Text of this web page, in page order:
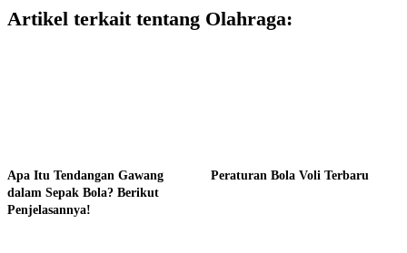
Artikel terkait tentang Olahraga:
Apa Itu Tendangan Gawang
dalam Sepak Bola? Berikut
Penjelasannya!
Peraturan Bola Voli Terbaru